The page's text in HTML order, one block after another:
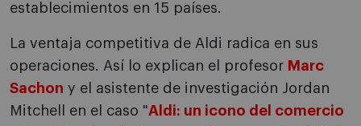
establecimientos en 15 países.
La ventaja competitiva de Aldi radica en sus
operaciones. Así lo explican el profesor Marc
Sachon y el asistente de investigación Jordan
Mitchell en el caso "Aldi: un icono del comercio